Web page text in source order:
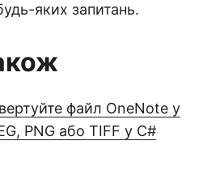
яких запитань.
файл OneNote у
PNG або TIFF у C#